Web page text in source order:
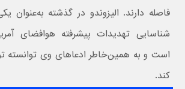
فاصله دارند. الیزوندو در گذشته به‌عنوان
شناسایی تهدیدات پیشرفته هوافضای
است و به‌ همین‌خاطر ادعاهای وی توانسته
کند.